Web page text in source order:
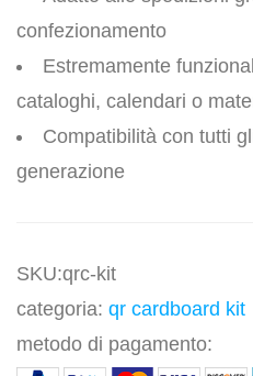
confezionamento
Estremamente
cataloghi, calendari o
Compatibilità con tutti
generazione
SKU:qrc-kit
categoria: qr cardboard kit
metodo di pagamento: